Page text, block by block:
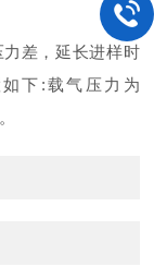
差，延长进样时
下:载气压力为